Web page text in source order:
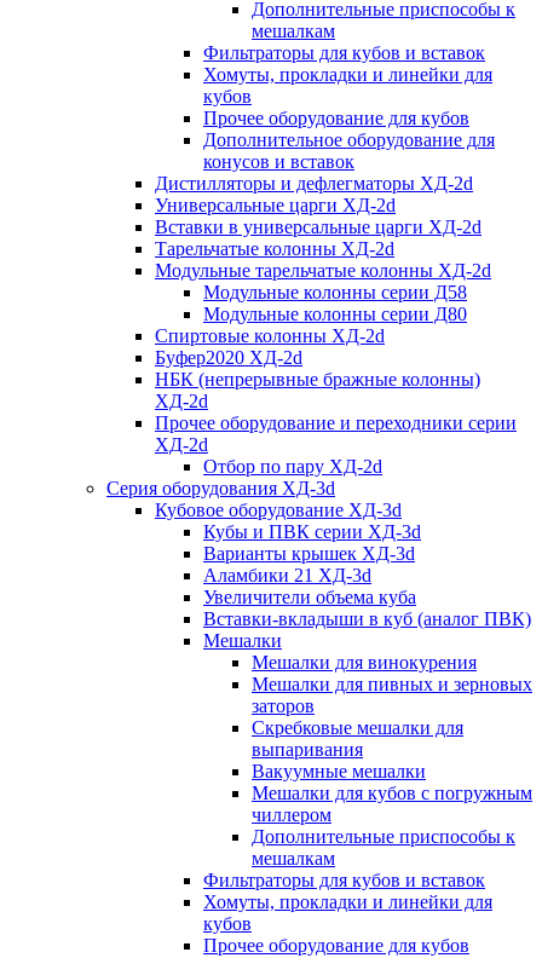
Дополнительные приспособы к
мешалкам
Фильтраторы для кубов и вставок
Хомуты, прокладки и линейки для
кубов
Прочее оборудование для кубов
Дополнительное оборудование для
конусов и вставок
Дистилляторы и дефлегматоры ХД-2d
Универсальные царги ХД-2d
Вставки в универсальные царги ХД-2d
Тарельчатые колонны ХД-2d
Модульные тарельчатые колонны ХД-2d
Модульные колонны серии Д58
Модульные колонны серии Д80
Спиртовые колонны ХД-2d
Буфер2020 ХД-2d
НБК (непрерывные бражные колонны)
ХД-2d
Прочее оборудование и переходники серии
ХД-2d
Отбор по пару ХД-2d
Серия оборудования ХД-3d
Кубовое оборудование ХД-3d
Кубы и ПВК серии ХД-3d
Варианты крышек ХД-3d
Аламбики 21 ХД-3d
Увеличители объема куба
Вставки-вкладыши в куб (аналог ПВК)
Мешалки
Мешалки для винокурения
Мешалки для пивных и зерновых
заторов
Скребковые мешалки для
выпаривания
Вакуумные мешалки
Мешалки для кубов с погружным
чиллером
Дополнительные приспособы к
мешалкам
Фильтраторы для кубов и вставок
Хомуты, прокладки и линейки для
кубов
Прочее оборудование для кубов